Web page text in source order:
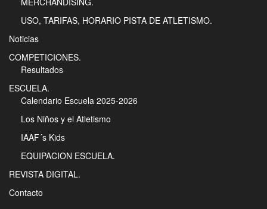
USO, TARIFAS, HORARIO PISTA DE ATLETISMO.
Noticias
COMPETICIONES.
Resultados
ESCUELA.
Calendario Escuela 2025-2026
Los Niños y el Atletismo
IAAF´s Kids
EQUIPACION ESCUELA.
REVISTA DIGITAL.
Contacto